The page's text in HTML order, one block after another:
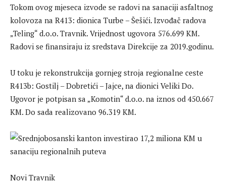
Tokom ovog mjeseca izvode se radovi na sanaciji asfaltnog
kolovoza na R413: dionica Turbe – Šešići. Izvođač radova
„Teling“ d.o.o. Travnik. Vrijednost ugovora 576.699 KM.
Radovi se finansiraju iz sredstava Direkcije za 2019.godinu.
U toku je rekonstrukcija gornjeg stroja regionalne ceste
R413b: Gostilj – Dobretići – Jajce, na dionici Veliki Do.
Ugovor je potpisan sa „Komotin“ d.o.o. na iznos od 450.667
KM. Do sada realizovano 96.319 KM.
Novi Travnik